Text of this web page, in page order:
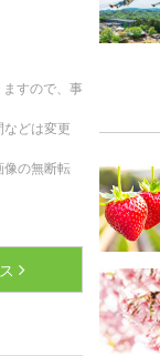
すので、事
どは変更
の無断転